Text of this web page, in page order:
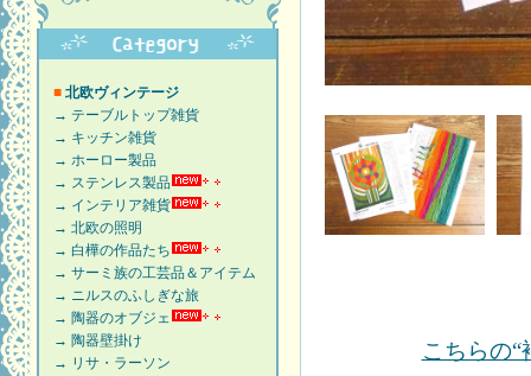
■ 北欧ヴィンテージ
→ テーブルトップ雑貨
→ キッチン雑貨
→ ホーロー製品
→ ステンレス製品
→ インテリア雑貨
→ 北欧の照明
→ 白樺の作品たち
→ サーミ族の工芸品＆アイテム
→ ニルスのふしぎな旅
→ 陶器のオブジェ
→ 陶器壁掛け
→ リサ・ラーソン
こちらの“